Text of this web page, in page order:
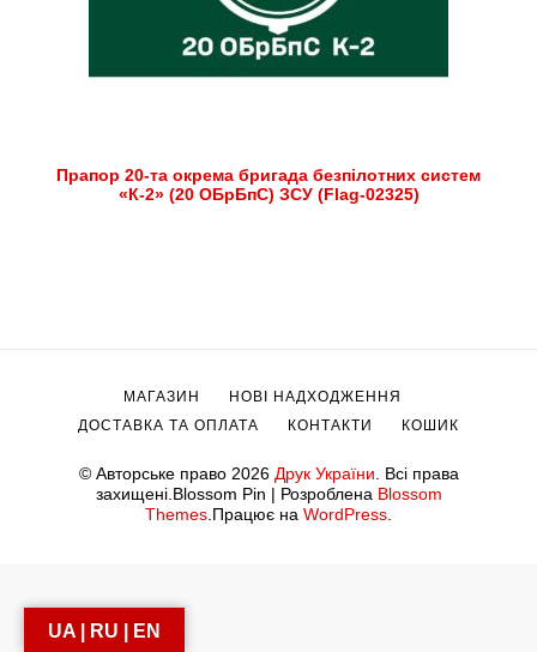
Прапор 20-та окрема бригада безпілотних систем
«К-2» (20 ОБрБпС) ЗСУ (Flag-02325)
© Авторське право 2026 Друк України . Всі права
захищені. Blossom Pin | Розроблена Blossom
Themes .Працює на WordPress
МАГАЗИН
НОВІ НАДХОДЖЕННЯ
ДОСТАВКА ТА ОПЛАТА
КОНТАКТИ КОШИК
UA | RU | EN